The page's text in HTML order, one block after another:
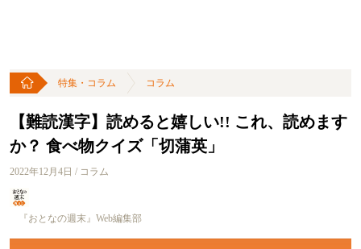
特集・コラム コラム
【難読漢字】読めると嬉しい!! これ、読めます
か？ 食べ物クイズ「切蒲英」
2022年12月4日 / コラム
『おとなの週末』Web編集部